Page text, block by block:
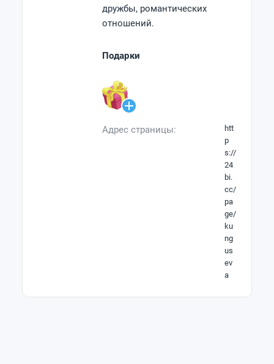
дружбы, романтических
отношений.
Подарки
Адрес страницы:
htt
p
s://
24
bi.
cc/
pa
ge/
ku
ng
us
ev
a